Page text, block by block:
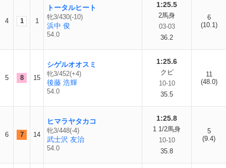
4 1 1
トータルヒート
牝3/430(-10)
浜中 俊
54.0
1:25.5
2馬身
03-03
36.2
6
(10.1)
5 8 15
シゲルオオスミ
牝3/452(+4)
後藤 浩輝
54.0
1:25.6
クビ
10-10
35.5
11
(48.0)
6 7 14
ヒマラヤタカコ
牝3/448(-4)
武士沢 友治
54.0
1:25.8
1 1/2馬身
10-10
35.8
5
(9.4)